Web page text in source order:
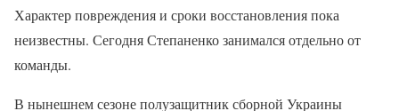
Характер повреждения и сроки восстановления пока
неизвестны. Сегодня Степаненко занимался отдельно от
команды.
В нынешнем сезоне полузащитник сборной Украины